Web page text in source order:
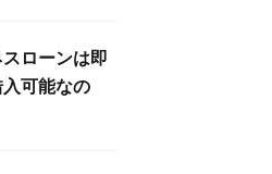
ローンは即
可能なの